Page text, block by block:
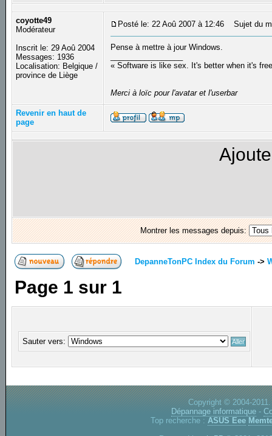
coyotte49
Modérateur
Inscrit le: 29 Aoû 2004
Messages: 1936
Localisation: Belgique /
province de Liège
Posté le: 22 Aoû 2007 à 12:46 Sujet du
Pense à mettre à jour Windows.
« Software is like sex. It's better when it's
Merci à loïc pour l'avatar et l'userbar
Revenir en haut de
page
Montrer les messages depuis:
DepanneTonPC Index du Forum ->
Page 1 sur 1
Sauter vers:
Copyright © 2004-
Dépannage informatique -
Top recherche : ASUS Eee